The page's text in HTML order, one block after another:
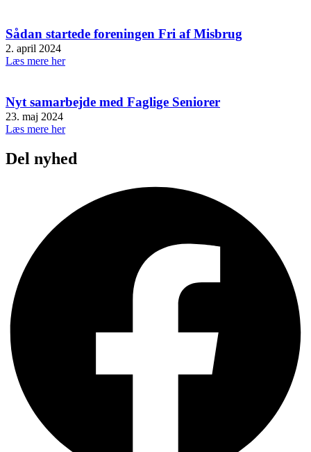
Sådan startede foreningen Fri af Misbrug
2. april 2024
Læs mere her
Nyt samarbejde med Faglige Seniorer
23. maj 2024
Læs mere her
Del nyhed